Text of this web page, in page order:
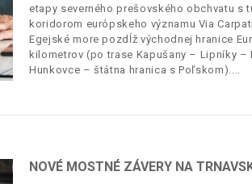
etapy severného prešovského obchvatu s
koridorom európskeho významu Via
Egejské more pozdĺž východnej hranice
kilometrov (po trase Kapušany – Lipníky
Hunkovce – štátna hranica s Poľskom).
NOVÉ MOSTNÉ ZÁVERY NA